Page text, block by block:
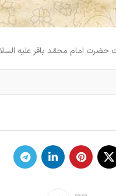
امام محمّد باقر علیه